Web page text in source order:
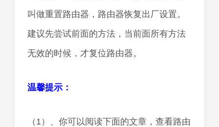
叫做重置路由器，路由器恢复出厂设置。
建议先尝试前面的方法，当前面所有方法
无效的时候，才复位路由器。
温馨提示：
（1）、你可以阅读下面的文章，查看路由